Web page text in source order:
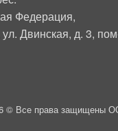
Федерация,
ул. Двинская, д. 3,
© Все права защищены